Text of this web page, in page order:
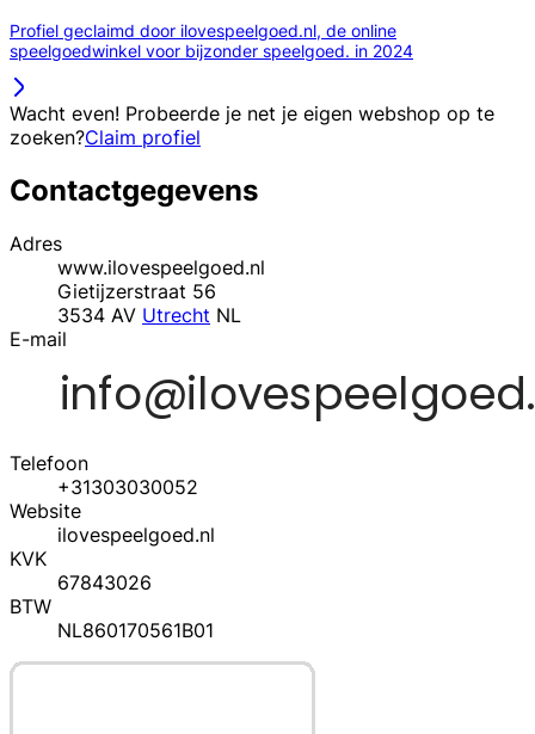
Profiel geclaimd door ilovespeelgoed.nl, de online
speelgoedwinkel voor bijzonder speelgoed. in 2024
Wacht even! Probeerde je net je eigen webshop op te
zoeken?Claim profiel
Contactgegevens
Adres
www.ilovespeelgoed.nl
Gietijzerstraat 56
3534 AV Utrecht NL
E-mail
Telefoon
+31303030052
Website
ilovespeelgoed.nl
KVK
67843026
BTW
NL860170561B01